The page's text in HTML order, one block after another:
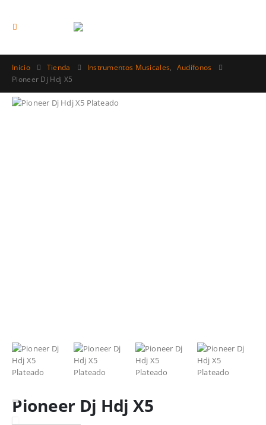
Inicio Tienda Instrumentos Musicales, Audífonos
Pioneer Dj Hdj X5
Pioneer Dj Hdj X5